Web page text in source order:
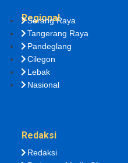
Regional
Serang Raya
Tangerang Raya
Pandeglang
Cilegon
Lebak
Nasional
Redaksi
Redaksi